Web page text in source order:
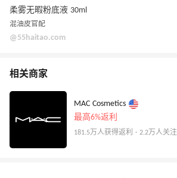
柔雾无暇粉底液 30ml
混油皮官配
@55haitao.com
相关商家
MAC Cosmetics
最高6%返利
181.5万人获得返利 · 2.2万人关注